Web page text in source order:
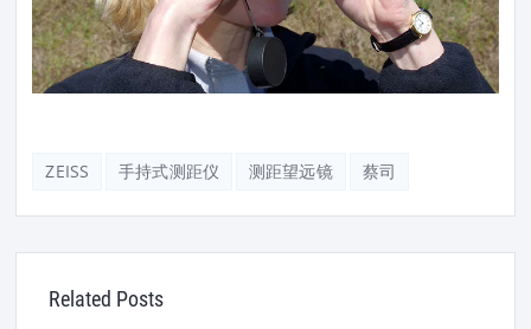
ZEISS 手持式测距仪 测距望远镜 蔡司
Related Posts